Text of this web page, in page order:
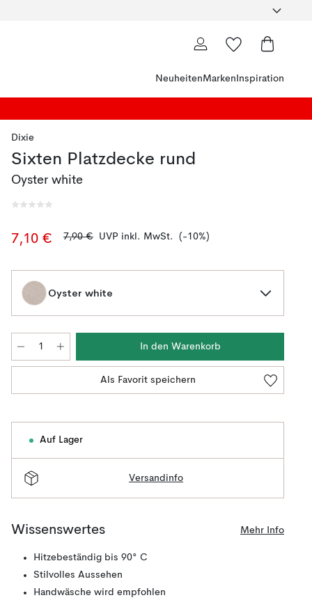
NeuheitenMarken Inspiration
Dixie
Sixten Platzdecke rund
Oyster white
7,10 € 7,90 € UVP inkl. MwSt. (-10%)
Oyster white
In den Warenkorb
Als Favorit speichern
Auf Lager
Versandinfo
Wissenswertes Mehr Info
Hitzebeständig bis 90° C
Stilvolles Aussehen
Handwäsche wird empfohlen